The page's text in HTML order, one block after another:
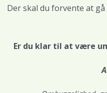
Der skal du forvente at
Er du klar til at være